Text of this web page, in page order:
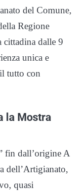
del Comune,
Regione
cittadina dalle 9
unica e
tutto con
la Mostra
fin dall’origine A
dell’Artigianato,
quasi